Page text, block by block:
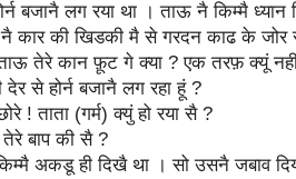
बजानै लग रया था । ताऊ नै किम्मै ध्यान
नै कार की खिडकी मै से गरदन काढ के
तेरे कान फ़ूट गे क्या ? एक तरफ़ क्यूं
देर से होर्न बजानै लग रहा हूं ?
! ताता (गर्म) क्युं हो रया सै ?
बाप की सै ?
किम्मै अकडू ही दिखै था । सो उसनै जबाव